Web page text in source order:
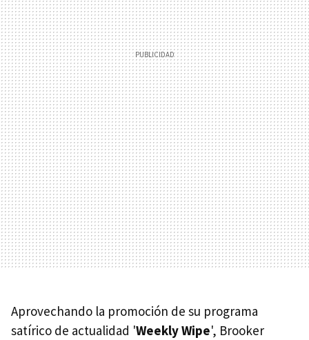
Aprovechando la promoción de su programa
satírico de actualidad 'Weekly Wipe', Brooker